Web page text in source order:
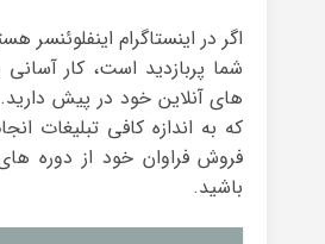
اگر در اینستاگرام اینفلوئنسر
شما پربازدید است، کار
های آنلاین خود در پیش
که به اندازه کافی تبلیغات
فروش فراوان خود از دوره
باشید.